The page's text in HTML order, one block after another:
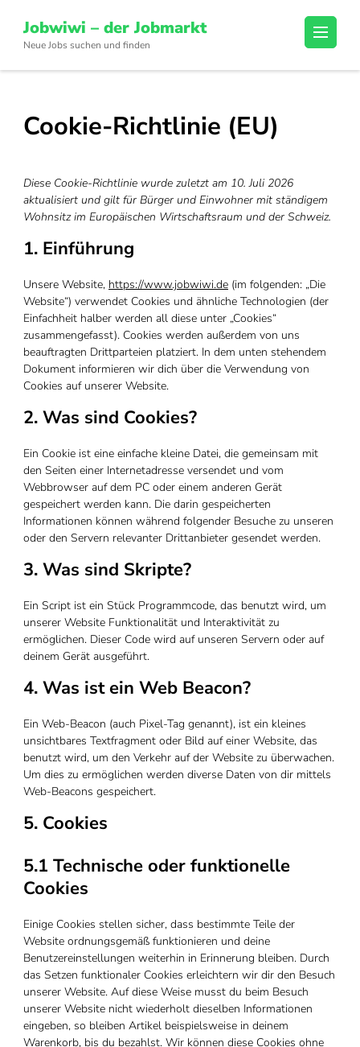
content
(Press
Jobwiwi – der Jobmarkt
Neue Jobs suchen und finden
Cookie-Richtlinie (EU)
Diese Cookie-Richtlinie wurde zuletzt am 10. Juli 2026
aktualisiert und gilt für Bürger und Einwohner mit ständigem
Wohnsitz im Europäischen Wirtschaftsraum und der Schweiz.
1. Einführung
Unsere Website, https://www.jobwiwi.de (im folgenden: „Die
Website“) verwendet Cookies und ähnliche Technologien (der
Einfachheit halber werden all diese unter „Cookies“
zusammengefasst). Cookies werden außerdem von uns
beauftragten Drittparteien platziert. In dem unten stehendem
Dokument informieren wir dich über die Verwendung von
Cookies auf unserer Website.
2. Was sind Cookies?
Ein Cookie ist eine einfache kleine Datei, die gemeinsam mit
den Seiten einer Internetadresse versendet und vom
Webbrowser auf dem PC oder einem anderen Gerät
gespeichert werden kann. Die darin gespeicherten
Informationen können während folgender Besuche zu unseren
oder den Servern relevanter Drittanbieter gesendet werden.
3. Was sind Skripte?
Ein Script ist ein Stück Programmcode, das benutzt wird, um
unserer Website Funktionalität und Interaktivität zu
ermöglichen. Dieser Code wird auf unseren Servern oder auf
deinem Gerät ausgeführt.
4. Was ist ein Web Beacon?
Ein Web-Beacon (auch Pixel-Tag genannt), ist ein kleines
unsichtbares Textfragment oder Bild auf einer Website, das
benutzt wird, um den Verkehr auf der Website zu überwachen.
Um dies zu ermöglichen werden diverse Daten von dir mittels
Web-Beacons gespeichert.
5. Cookies
5.1 Technische oder funktionelle
Cookies
Einige Cookies stellen sicher, dass bestimmte Teile der
Website ordnungsgemäß funktionieren und deine
Benutzereinstellungen weiterhin in Erinnerung bleiben. Durch
das Setzen funktionaler Cookies erleichtern wir dir den Besuch
unserer Website. Auf diese Weise musst du beim Besuch
unserer Website nicht wiederholt dieselben Informationen
eingeben, so bleiben Artikel beispielsweise in deinem
Warenkorb, bis du bezahlst. Wir können diese Cookies ohne